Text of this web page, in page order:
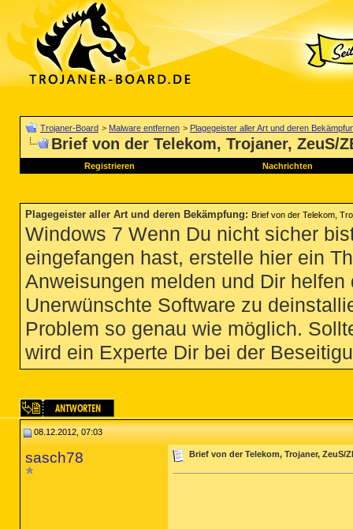
Trojaner-Board > Malware entfernen > Plagegeister aller Art und deren
Brief von der Telekom, Trojaner, ZeuS/
Registrieren Nachrichten
Plagegeister aller Art und deren Bekämpfung: Brief von der Telekom,
Windows 7 Wenn Du nicht sicher
eingefangen hast, erstelle hier ein
Anweisungen melden und Dir
Unerwünschte Software zu
Problem so genau wie möglich.
wird ein Experte Dir bei der
08.12.2012, 07:03
sasch78 Brief von der Telekom, Trojaner, ZeuS/